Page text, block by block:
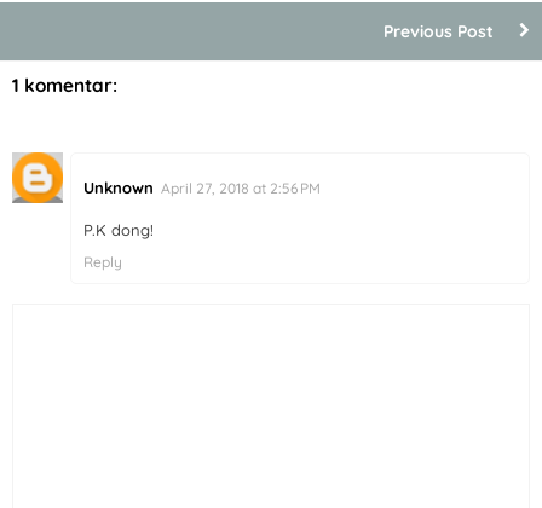
Previous Post
1 komentar:
Unknown April 27, 2018 at 2:56 PM
P.K dong!
Reply